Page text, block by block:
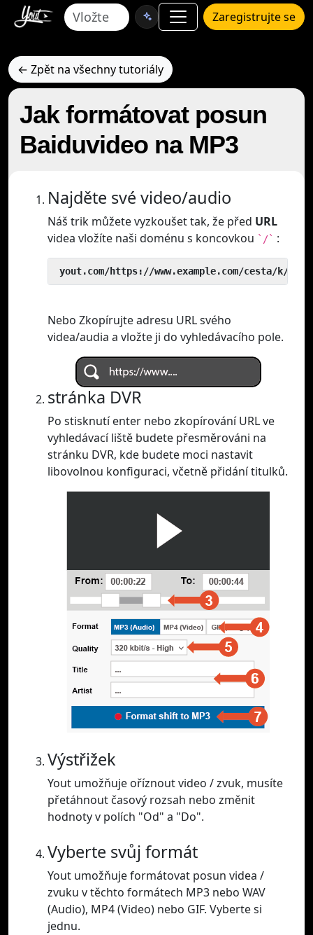
Zaregistrujte se
← Zpět na všechny tutoriály
Jak formátovat posun
Baiduvideo na MP3
Najděte své video/audio
Náš trik můžete vyzkoušet tak, že před URL
videa vložíte naši doménu s koncovkou `/` :
yout.com/https://www.example.com/cesta/k/
Nebo Zkopírujte adresu URL svého
videa/audia a vložte ji do vyhledávacího pole.
stránka DVR
Po stisknutí enter nebo zkopírování URL ve
vyhledávací liště budete přesměrováni na
stránku DVR, kde budete moci nastavit
libovolnou konfiguraci, včetně přidání titulků.
Výstřižek
Yout umožňuje oříznout video / zvuk, musíte
přetáhnout časový rozsah nebo změnit
hodnoty v polích "Od" a "Do".
Vyberte svůj formát
Yout umožňuje formátovat posun videa /
zvuku v těchto formátech MP3 nebo WAV
(Audio), MP4 (Video) nebo GIF. Vyberte si
jednu.